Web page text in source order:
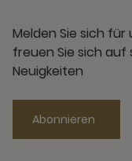
Melden Sie sich
freuen Sie sich
Neuigkeiten
Abonnieren